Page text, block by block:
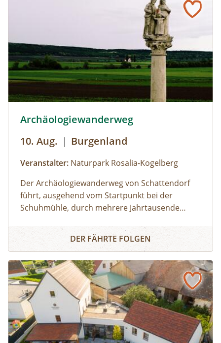
Untersulzbachkees. Die Wanderung führt am
gleichen Weg zurück. Die Ursprünglichkeit
dieser von Menschen unbeeinflussten
Landschaft hinterlässt garantiert einen
bleibenden Eindruck. Gemeinsam geht es mit
dem Nationalparkbus zurück zum Sportplatz.
zur Detailinformation
Archäologiewanderweg
10. Aug. | Burgenland
Veranstalter: Naturpark Rosalia-Kogelberg
Der Archäologiewanderweg von Schattendorf
führt, ausgehend vom Startpunkt bei der
Schuhmühle, durch mehrere Jahrtausende
Wanderung in und um Schattendorf führt die
Archäologin Manuela Thurner durch die
Fundstellen und erzählt mehr über
Schattendorfs vergangene Jahrtausende.
Archäologiewanderweg
DER FÄHRTE FOLGEN